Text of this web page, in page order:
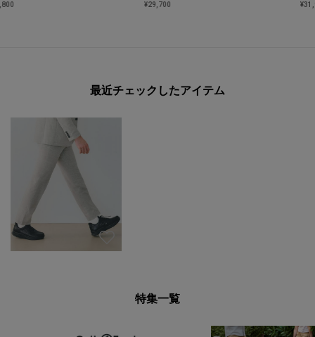
¥29,700
最近チェックしたアイテム
特集一覧